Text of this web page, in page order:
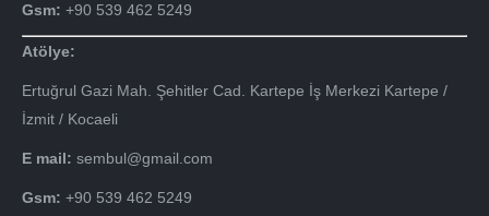
Gsm: +90 539 462 5249
Atölye:
Ertuğrul Gazi Mah. Şehitler Cad. Kartepe İş Merkezi Kartepe /
İzmit / Kocaeli
E mail: sembul@gmail.com
Gsm: +90 539 462 5249